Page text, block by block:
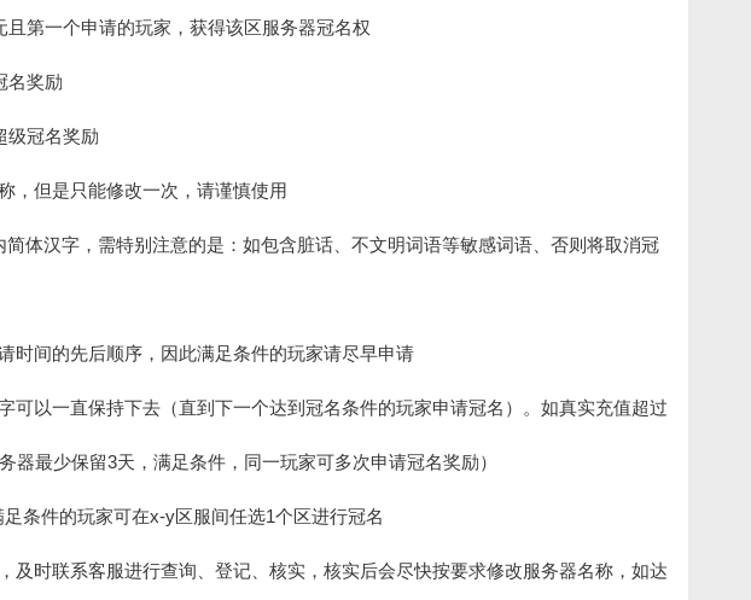
第一个申请的玩家，获得该区服务器冠名权
名奖励
级冠名奖励
，但是只能修改一次，请谨慎使用
体汉字，需特别注意的是：如包含脏话、不文明词语等敏感词语、否则将取消冠
时间的先后顺序，因此满足条件的玩家请尽早申请
可以一直保持下去（直到下一个达到冠名条件的玩家申请冠名）。如真实充值超过
最少保留3天，满足条件，同一玩家可多次申请冠名奖励）
条件的玩家可在x-y区服间任选1个区进行冠名
及时联系客服进行查询、登记、核实，核实后会尽快按要求修改服务器名称，如达